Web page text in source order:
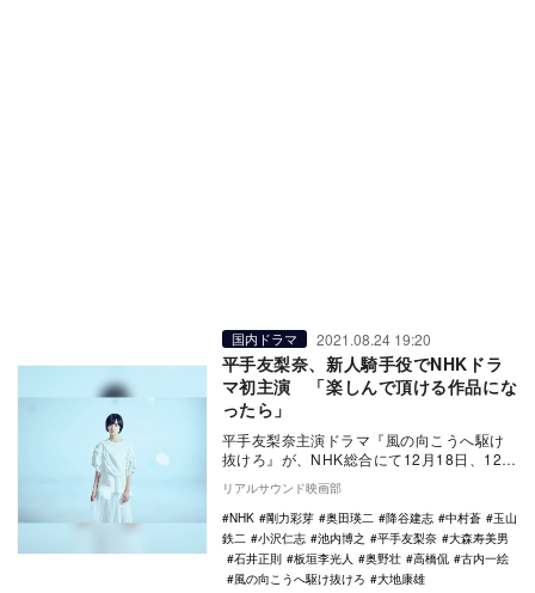
国内ドラマ 2021.08.24 19:20
平手友梨奈、新人騎手役でNHKドラ
マ初主演 「楽しんで頂ける作品にな
ったら」
平手友梨奈主演ドラマ『風の向こうへ駆け
抜けろ』が、NHK総合にて12月18日、12月
25日に放送されることが決定した。 本
作…
リアルサウンド映画部
NHK
剛力彩芽 奥田瑛二 降谷建志 中村蒼
玉山
鉄二
小沢仁志 池内博之 平手友梨奈
大森寿美男
石井正則
板垣李光人 奥野壮 高橋侃
古内一絵
風の向こうへ駆け抜けろ
大地康雄